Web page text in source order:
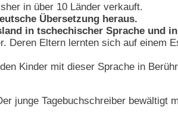
in über 10 Länder verkauft.
Übersetzung heraus.
in tschechischer Sprache und
Deren Eltern lernten sich auf einem
Kinder mit dieser Sprache in
junge Tagebuchschreiber bewältigt